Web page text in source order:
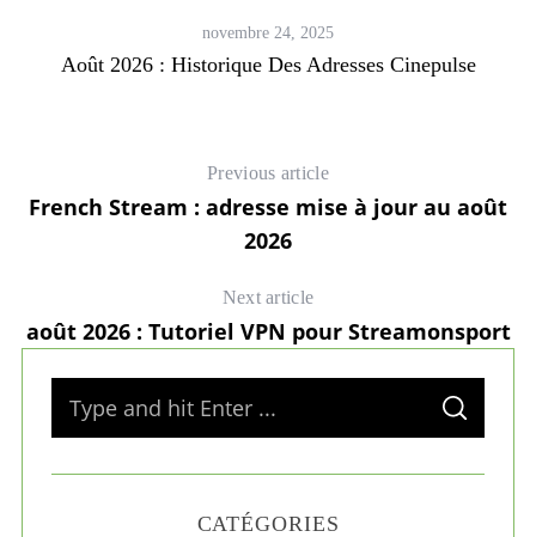
novembre 24, 2025
Août 2026 : Historique Des Adresses Cinepulse
Previous article
French Stream : adresse mise à jour au août
2026
Next article
août 2026 : Tutoriel VPN pour Streamonsport
S
A
C
CATÉGORIES